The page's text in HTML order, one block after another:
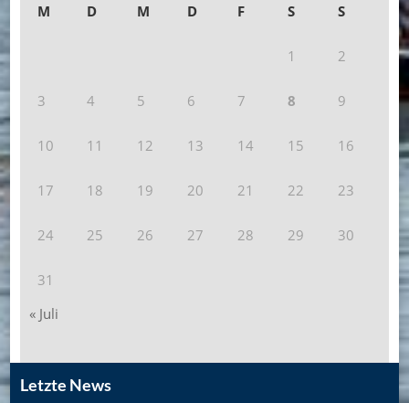
M D M D F S S
1 2
3 4 5 6 7 8 9
10 11 12 13 14 15 16
17 18 19 20 21 22 23
24 25 26 27 28 29 30
31
« Juli
Letzte News